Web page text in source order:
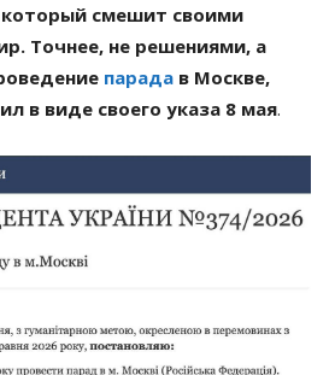
который смешит своими
Точнее, не решениями, а
парада в Москве,
в виде своего указа 8 мая.